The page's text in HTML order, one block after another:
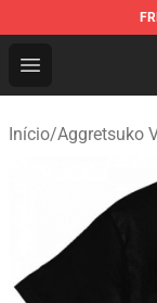
Open menu
Aggretsuko
Início/Aggretsuko